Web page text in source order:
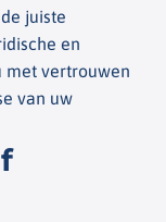
juiste
en
met vertrouwen
van uw